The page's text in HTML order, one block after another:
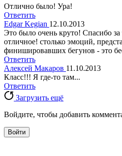
Отлично было! Ура!
Ответить
Edgar Kegian 12.10.2013
Это было очень круто! Спасибо
отличное! столько эмоций,
финишировавших бегунов - это
Ответить
Алексей Макаров 11.10.2013
Класс!!! Я где-то там...
Ответить
Загрузить ещё
Войдите, чтобы добавить
Войти